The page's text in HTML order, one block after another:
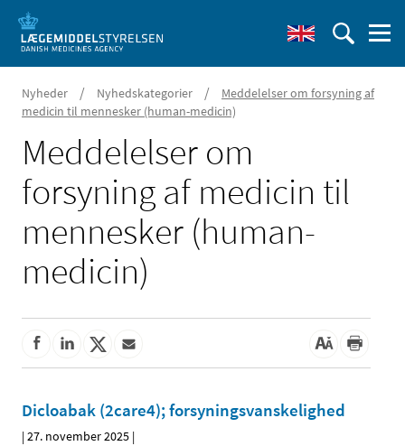
Nyheder / Nyhedskategorier /
Meddelelser om forsyning af
medicin til mennesker (human-medicin)
Meddelelser om
forsyning af medicin til
mennesker (human-
medicin)
Dicloabak (2care4); forsyningsvanskelighed
|27. november 2025 |